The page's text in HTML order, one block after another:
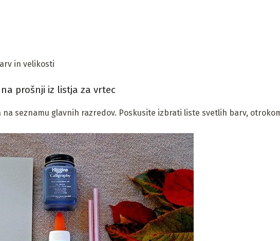
in velikosti
prošnji iz listja za vrtec
seznamu glavnih razredov. Poskusite izbrati liste svetlih barv,